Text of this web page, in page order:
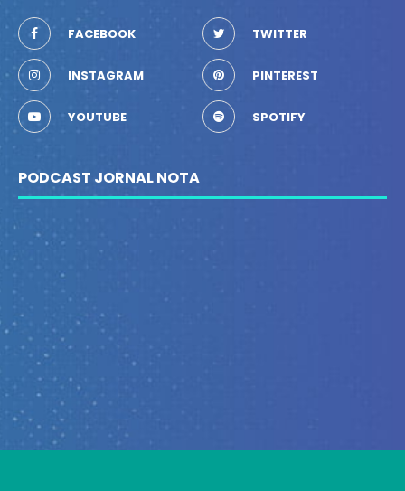
FACEBOOK TWITTER
INSTAGRAM PINTEREST
YOUTUBE SPOTIFY
PODCAST JORNAL NOTA